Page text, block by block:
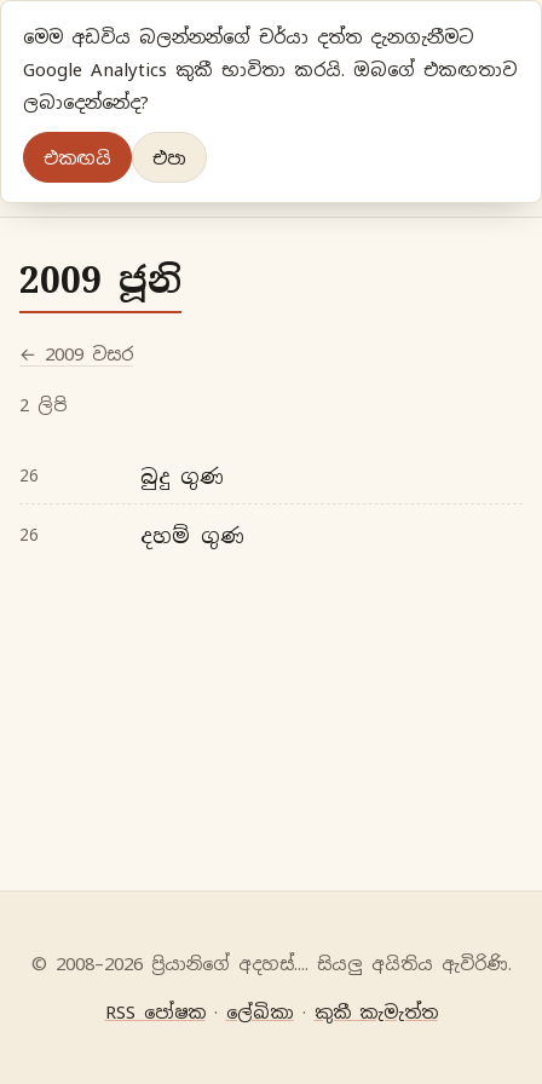
ප්‍රියානිගේ අදහස්‍...
මුල් පිටුවවර්ගීකරණ
2009 ජූනි
← 2009 වසර
2 ලිපි
26 බුදු ගුණ
26 දහම් ගුණ
© 2008–2026 ප්‍රියානිගේ අදහස්‍.... සියලු අයිතිය ඇවිරිණි.
RSS පෝෂක· ලේඛිකා · කුකී කැමැත්ත
මෙම අඩවිය බලන්නන්ගේ චර්යා දත්ත දැනගැනීමට
Google Analytics කුකී භාවිතා කරයි. ඔබගේ එකඟතාව
ලබාදෙන්නේද?
එකඟයි එපා